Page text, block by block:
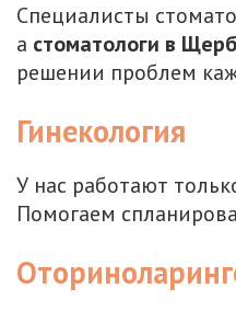
Специалисты
а стоматологи в
решении проблем
Гинекология
У нас работают
Помогаем